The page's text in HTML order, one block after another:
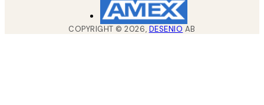
COPYRIGHT ©2026, DESENIO AB